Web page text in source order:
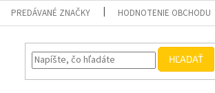
PREDÁVANÉ ZNAČKY HODNOTENIE OBCHODU
HĽADAŤ